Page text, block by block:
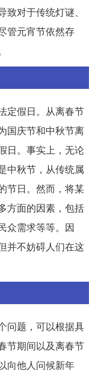
对于传统灯谜、
管元宵节依然存
定假日。从离春节
国庆节和中秋节离
日。事实上，无论
中秋节，从传统属
节日。然而，将某
方面的因素，包括
众需求等等。因
并不妨碍人们在这
问题，可以根据具
节期间以及离春节
向他人问候新年